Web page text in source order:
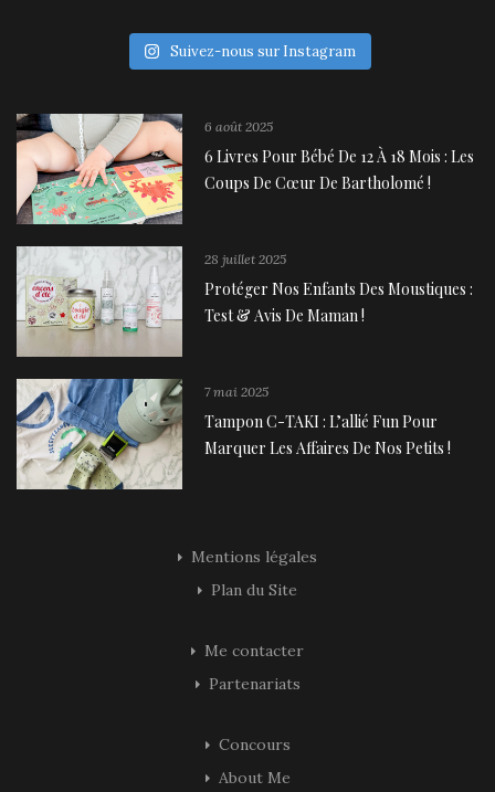
Suivez-nous sur Instagram
6 août 2025
6 Livres Pour Bébé De 12 À 18 Mois : Les
Coups De Cœur De Bartholomé !
28 juillet 2025
Protéger Nos Enfants Des Moustiques :
Test & Avis De Maman !
7 mai 2025
Tampon C-TAKI : L’allié Fun Pour
Marquer Les Affaires De Nos Petits !
Mentions légales
Plan du Site
Me contacter
Partenariats
Concours
About Me